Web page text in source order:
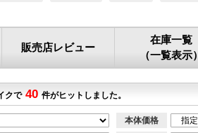
販売店レビュー
在庫一覧
（一覧表示
クで 40 件がヒットしました。
本体価格